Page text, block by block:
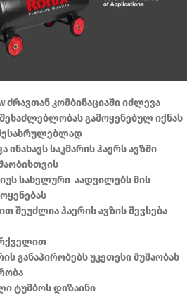
ძრავთან კომბინაციაში იძლევა
გამოყენებულ იქნას
შესასრულებლად
ინახავს საკმარის ჰაერს ავზში
სახელური აადვილებს მის
შეუძლია ჰაერის ავზის შევსება
განაპირობებს უკეთესი მუშაობას
ტუმბოს დიზაინი